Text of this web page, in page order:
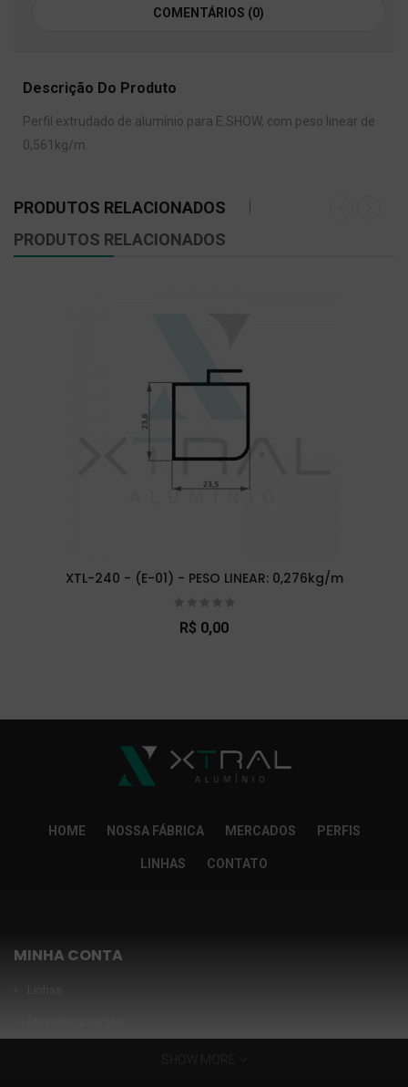
COMENTÁRIOS (0)
Descrição Do Produto
Perfil extrudado de alumínio para E.SHOW, com peso linear de
0,561kg/m.
PRODUTOS RELACIONADOS
PRODUTOS RELACIONADOS
XTL-240 - (E-01) - PESO LINEAR: 0,276kg/m
R$ 0,00
HOME NOSSA FÁBRICA MERCADOS PERFIS
LINHAS CONTATO
MINHA CONTA